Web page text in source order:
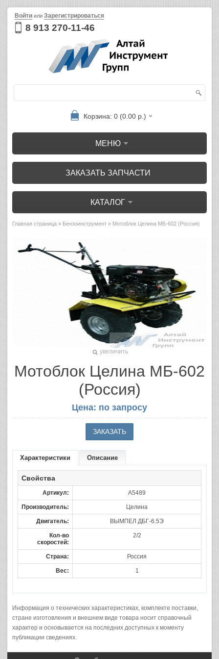
8 913 270-11-46
Войти или Зарегистрироваться
Корзина: 0 (0.00 р.)
МЕНЮ
ЗАКАЗАТЬ ЗАПЧАСТИ
КАТАЛОГ
Главная страница » Бензоинструмент » Мотоблок Целина МБ-602 (Россия)
увеличить
Мотоблок Целина МБ-602
(Россия)
Цена: по запросу
Характеристики Описание
Свойства
Артикул: A5489
Производитель: Целина
Двигатель: ВЫМПЕЛ ДБГ-6.5Э
Кол-во
скоростей:
2/2
Страна: Россия
Вес: 1
Информация о технических характеристиках, комплекте поставки,
стране изготовления и внешнем виде товара носит справочный
характер и основывается на последних доступных к моменту
публикации сведениях.